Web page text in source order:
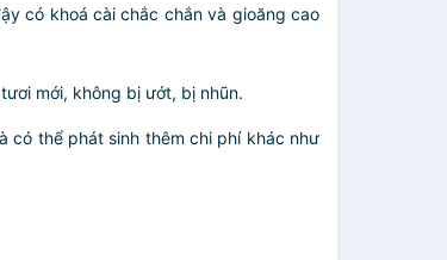
có khoá cài chắc chắn và gioăng cao
mới, không bị ướt, bị nhũn.
có thể phát sinh thêm chi phí khác như